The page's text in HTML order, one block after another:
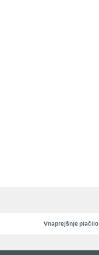
Vnaprejšnje plačilo